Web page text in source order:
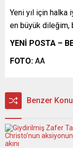
Yeni yıl için halka
en büyük dileğim,
YENİ POSTA –
FOTO: AA
Benzer